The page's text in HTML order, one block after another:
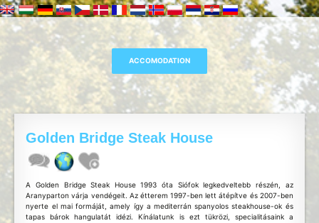
Golden Bridge Steak House
A Golden Bridge Steak House 1993 óta Siófok legkedveltebb részén, az
Aranyparton várja vendégeit. Az étterem 1997-ben lett átépítve és 2007-ben
nyerte el mai formáját, amely így a mediterrán spanyolos steakhouse-ok és
tapas bárok hangulatát idézi. Kínálatunk is ezt tükrözi, specialitásaink a